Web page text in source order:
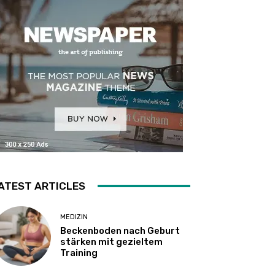
ARTICLES
MEDIZIN
Beckenboden nach Geburt
stärken mit gezieltem
Training